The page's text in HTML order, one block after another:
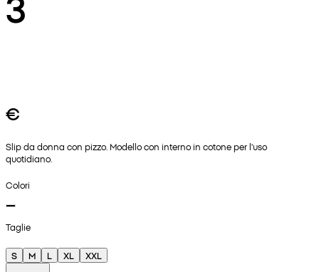
€
Slip da donna con pizzo. Modello con interno in cotone per l'uso
quotidiano.
Colori
Taglie
S M L XL
XXL